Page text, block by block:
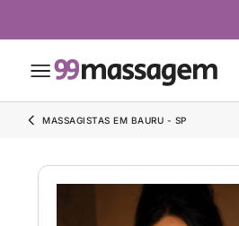
MASSAGISTAS EM BAURU - SP